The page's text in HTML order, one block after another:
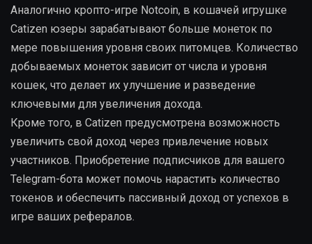
Аналогично кропто-игре Notcoin, в кошачей игрушке
Catizen юзеры зарабатывают больше монеток по
мере повышения уровня своих питомцев. Количество
добываемых монеток зависит от числа и уровня
кошек, что делает их улучшение и разведение
ключевыми для увеличения дохода.
Кроме того, в Catizen предусмотрена возможность
увеличить свой доход через привлечение новых
участников. Приобретение подписчиков для вашего
Telegram-бота может помочь нарастить количество
токенов и обеспечить пассивный доход от успехов в
игре ваших рефералов.